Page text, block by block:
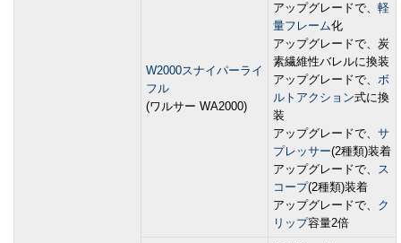
W2000スナイパーライ
フル
(ワルサー WA2000)
アップグレードで、 軽
量フレーム化
アップグレードで、炭
素繊維性バレルに換装
アップグレードで、 ボ
ルトアクション式に換
装
アップグレードで、 サ
プレッサー(2種類)装着
アップグレードで、 ス
コープ(2種類)装着
アップグレードで、 ク
リップ容量2倍